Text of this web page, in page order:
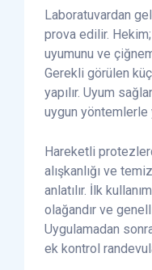
Laboratuvardan
prova edilir.
uyumunu ve
Gerekli görülen
yapılır. Uyum
uygun
Hareketli
alışkanlığı ve
anlatılır. İlk
olağandır ve
Uygulamadan
ek kontrol